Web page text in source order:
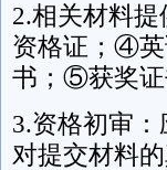
2.相关材料
资格证；④英
书；⑤获奖证
3.资格初审
对提交材料